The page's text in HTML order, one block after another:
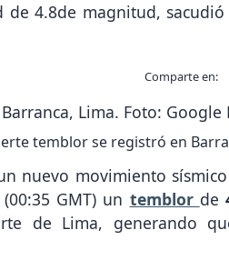
4.8de magnitud,
Comparte en:
temblor se registró en
nuevo movimiento
(00:35 GMT) un temblor de
de Lima, generando